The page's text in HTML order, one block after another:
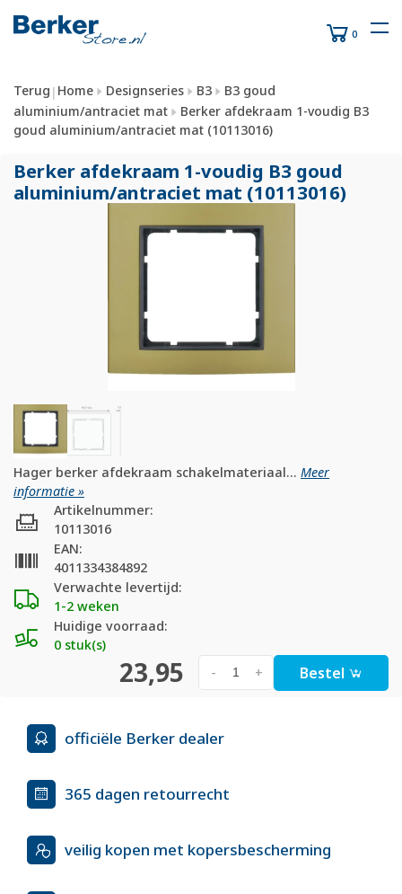
0
Terug | Home Designseries B3
B3 goud
aluminium/antraciet mat
Berker afdekraam 1-voudig B3
goud aluminium/antraciet mat (10113016)
Berker afdekraam 1-voudig B3 goud
aluminium/antraciet mat (10113016)
Hager berker afdekraam schakelmateriaal... Meer
informatie »
Verwachte levertijd:
1-2 weken
Huidige voorraad:
0 stuk(s)
Artikelnummer:
10113016
EAN:
4011334384892
23,95 +
- Bestel
officiële Berker dealer
365 dagen retourrecht
veilig kopen met kopersbescherming